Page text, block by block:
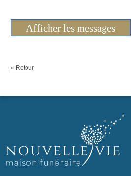
Afficher les messages
« Retour